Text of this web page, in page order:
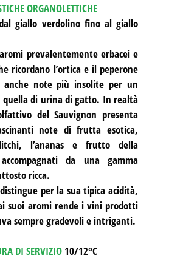
ORGANOLETTICHE
dal giallo verdolino fino al giallo
aromi prevalentemente erbacei e
ricordano l’ortica e il peperone
anche note più insolite per un
quella di urina di gatto. In realtà
del Sauvignon presenta
note di frutta esotica,
l’ananas e frutto della
da una gamma
ricca.
distingue per la sua tipica acidità,
suoi aromi rende i vini prodotti
sempre gradevoli e intriganti.
DI SERVIZIO 10/12°C